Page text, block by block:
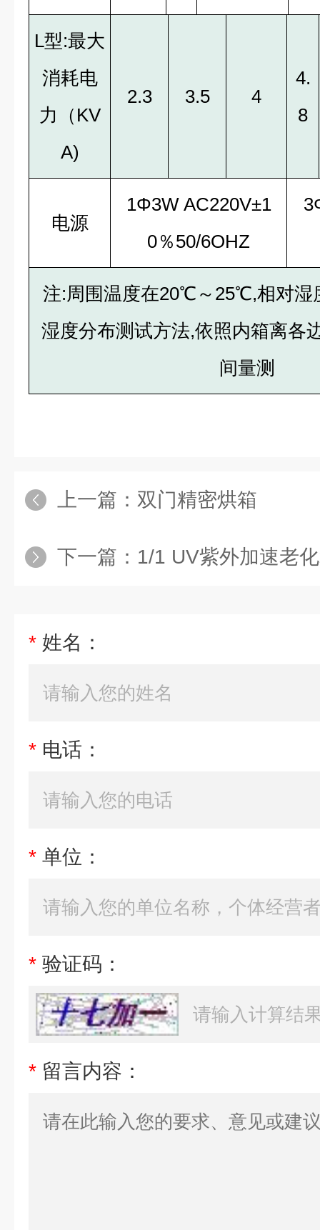
L型:最大
消耗电
力（KV
A)
2.3 3.5 4
4.
8
电源
1Φ3W AC220V±1
0％50/6OHZ
注:周围温度在20℃～25℃,相对湿
湿度分布测试方法,依照内箱离各
间量测
上一篇： 双门精密烘箱
下一篇： 1/1 UV紫外加速老
* 姓名：
* 电话：
* 单位：
* 验证码：
* 留言内容：